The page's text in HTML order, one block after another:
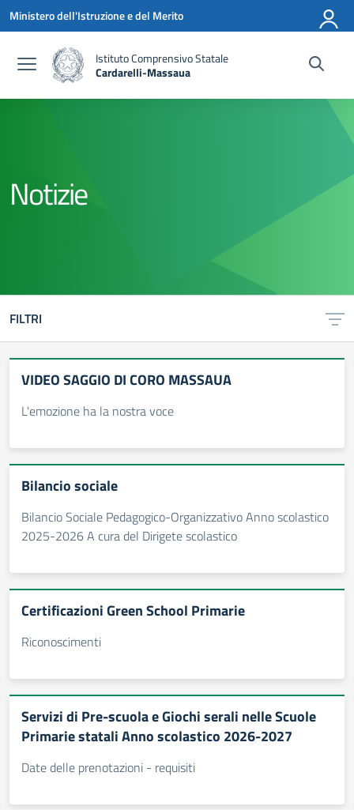
Vai ai contenuti
Vai al menu di navigazione
Vai al footer
Ministero dell'Istruzione e del Merito
Istituto Comprensivo Statale
Cardarelli-Massaua
Notizie
FILTRI
VIDEO SAGGIO DI CORO MASSAUA
L'emozione ha la nostra voce
Bilancio sociale
Bilancio Sociale Pedagogico-Organizzativo Anno scolastico
2025-2026 A cura del Dirigete scolastico
Certificazioni Green School Primarie
Riconoscimenti
Servizi di Pre-scuola e Giochi serali nelle Scuole
Primarie statali Anno scolastico 2026-2027
Date delle prenotazioni - requisiti